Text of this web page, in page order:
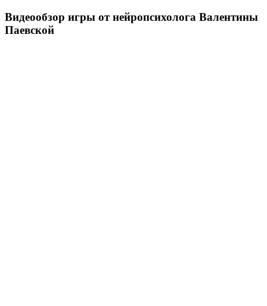
Видеообзор игры от нейропсихолога Валентины
Паевской